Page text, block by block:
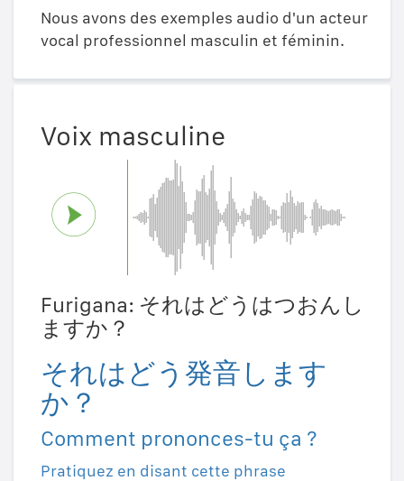
Nous avons des exemples audio d'un acteur
vocal professionnel masculin et féminin.
Voix masculine
Furigana: それはどうはつおんし
ますか？
それはどう発音します
か？
Comment prononces-tu ça ?
Pratiquez en disant cette phrase